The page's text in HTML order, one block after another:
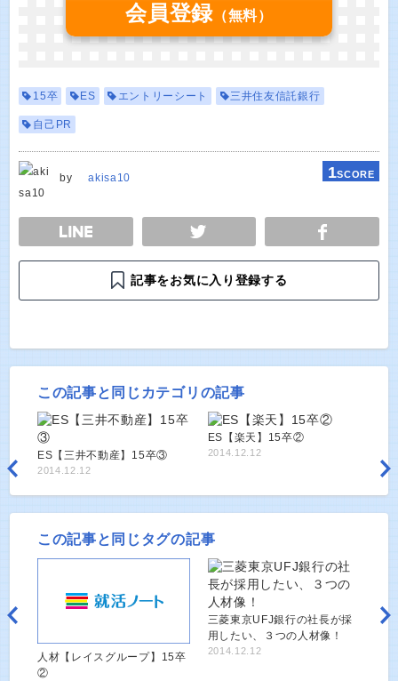
会員登録 （無料）
15卒 ES エントリーシート 三井住友信託銀行
自己PR
by akisa10 1SCORE
TWEET
記事をお気に入り登録する
この記事と同じカテゴリの記事
ES【三井不動産】15卒③
2014.12.12
ES【楽天】15卒②
2014.12.12
この記事と同じタグの記事
人材【レイスグループ】15卒
②
三菱東京UFJ銀行の社長が採
用したい、３つの人材像！
2014.12.12